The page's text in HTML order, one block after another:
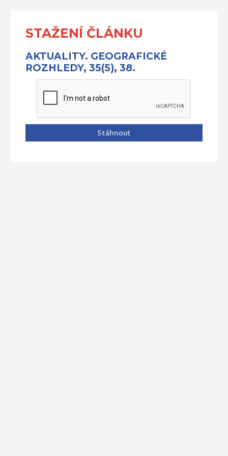
STAŽENÍ ČLÁNKU
AKTUALITY. GEOGRAFICKÉ
ROZHLEDY, 35(5), 38.